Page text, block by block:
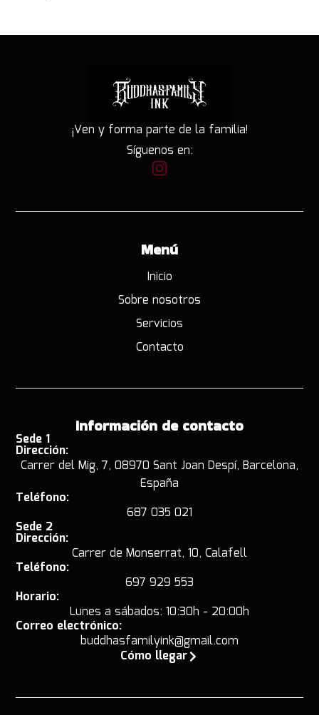
¡Ven y forma parte de la familia!
Síguenos en:
Menú
Inicio
Sobre nosotros
Servicios
Contacto
Información de contacto
Sede 1
Dirección:
Carrer del Mig, 7, 08970 Sant Joan Despí, Barcelona,
España
Teléfono:
687 035 021
Sede 2
Dirección:
Carrer de Monserrat, 10, Calafell
Teléfono:
697 929 553
Horario:
Lunes a sábados: 10:30h - 20:00h
Correo electrónico:
buddhasfamilyink@gmail.com
Cómo llegar